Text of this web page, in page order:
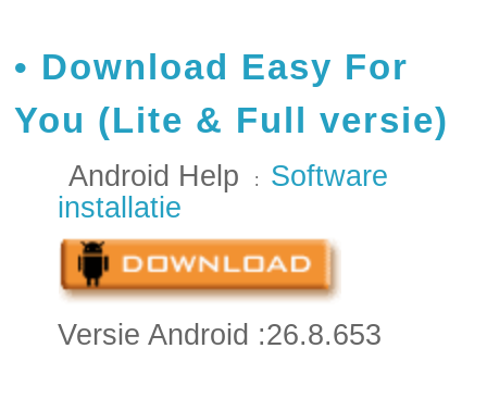
Download Easy For
You (Lite & Full versie)
Android Help :
Software
installatie
Versie Android :26.8.653